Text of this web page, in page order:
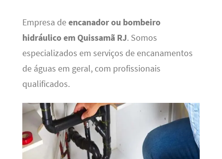
Empresa deencanador ou bombeiro
hidráulico em Quissamã RJ. Somos
especializados em serviços de encanamentos
de águas em geral, com profissionais
qualificados.